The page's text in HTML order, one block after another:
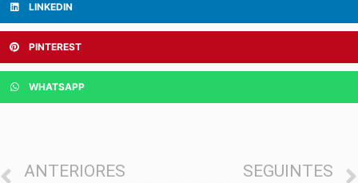
LINKEDIN
PINTEREST
WHATSAPP
ANTERIORES SEGUINTES